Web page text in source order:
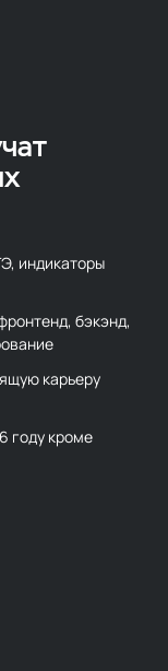
индикаторы
бэкэнд,
карьеру
году кроме